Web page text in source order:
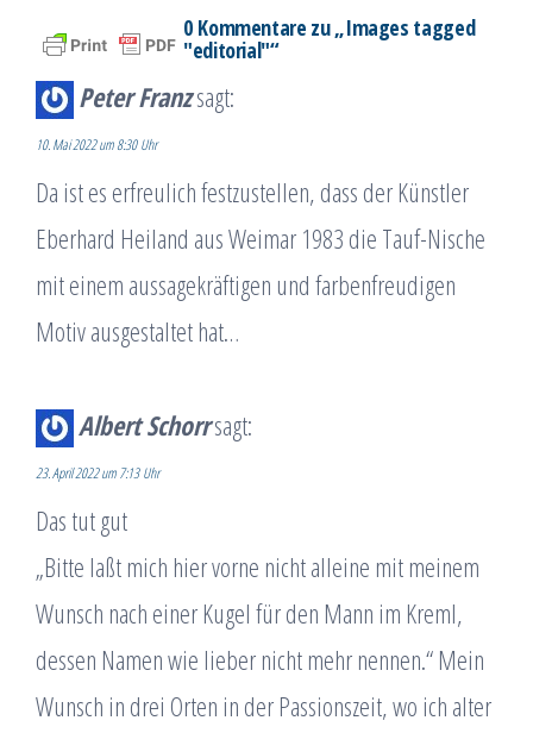
0 Kommentare zu „Images tagged
"editorial"“
Peter Franzsagt:
10. Mai 2022 um 8:30 Uhr
Da ist es erfreulich festzustellen, dass der Künstler
Eberhard Heiland aus Weimar 1983 die Tauf-Nische
mit einem aussagekräftigen und farbenfreudigen
Motiv ausgestaltet hat…
Albert Schorrsagt:
23. April 2022 um 7:13 Uhr
Das tut gut
„Bitte laßt mich hier vorne nicht alleine mit meinem
Wunsch nach einer Kugel für den Mann im Kreml,
dessen Namen wie lieber nicht mehr nennen.“ Mein
Wunsch in drei Orten in der Passionszeit, wo ich alter